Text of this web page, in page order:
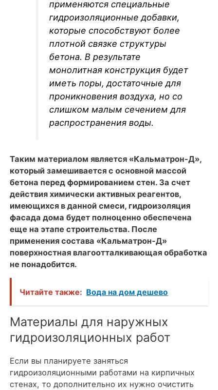
применяются специальные
гидроизоляционные добавки,
которые способствуют более
плотной связке структуры
бетона. В результате
монолитная конструкция будет
иметь поры, достаточные для
проникновения воздуха, но со
слишком малым сечением для
распространения воды.
Таким материалом является «Кальматрон-Д»,
который замешивается с основной массой
бетона перед формированием стен. За счет
действия химически активных реагентов,
имеющихся в данной смеси, гидроизоляция
фасада дома будет полноценно обеспечена
еще на этапе строительства. После
применения состава «Кальматрон-Д»
поверхностная влагоотталкивающая обработка
не понадобится.
Читайте также: Вода на дом дешево
Материалы для наружных
гидроизоляционных работ
Если вы планируете заняться
гидроизоляционными работами на кирпичных
стенах, то дополнительно их нужно очистить